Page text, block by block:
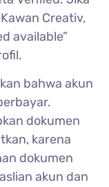
Creativ,
available”
bahwa akun
dokumen
karena
dokumen
akun dan